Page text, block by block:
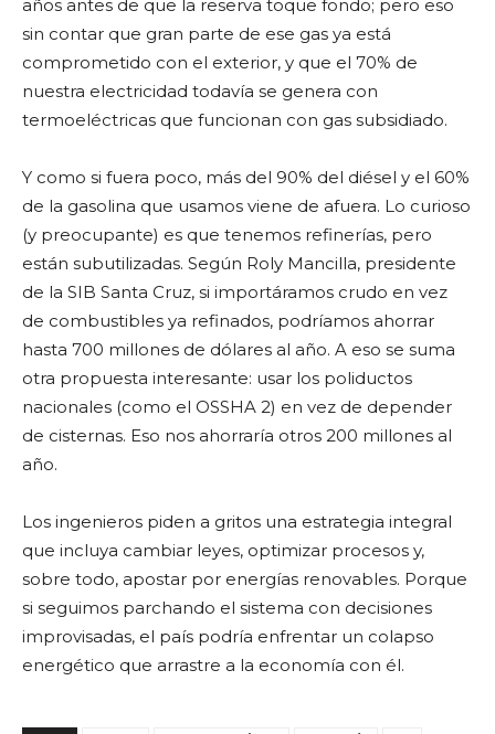
años antes de que la reserva toque fondo; pero eso
sin contar que gran parte de ese gas ya está
comprometido con el exterior, y que el 70% de
nuestra electricidad todavía se genera con
termoeléctricas que funcionan con gas subsidiado.
Y como si fuera poco, más del 90% del diésel y el 60%
de la gasolina que usamos viene de afuera. Lo curioso
(y preocupante) es que tenemos refinerías, pero
están subutilizadas. Según Roly Mancilla, presidente
de la SIB Santa Cruz, si importáramos crudo en vez
de combustibles ya refinados, podríamos ahorrar
hasta 700 millones de dólares al año. A eso se suma
otra propuesta interesante: usar los poliductos
nacionales (como el OSSHA 2) en vez de depender
de cisternas. Eso nos ahorraría otros 200 millones al
año.
Los ingenieros piden a gritos una estrategia integral
que incluya cambiar leyes, optimizar procesos y,
sobre todo, apostar por energías renovables. Porque
si seguimos parchando el sistema con decisiones
improvisadas, el país podría enfrentar un colapso
energético que arrastre a la economía con él.